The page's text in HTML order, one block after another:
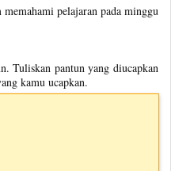
pelajaran pada minggu
Tuliskan pantun yang diucapkan
kamu ucapkan.